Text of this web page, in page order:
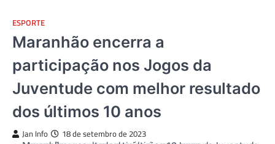
ESPORTE
Maranhão encerra a
participação nos Jogos da
Juventude com melhor resultado
dos últimos 10 anos
Jan Info 18 de setembro de 2023